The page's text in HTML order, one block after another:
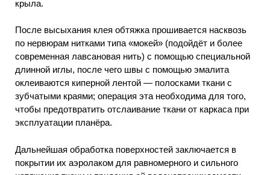
крыла.
После высыхания клея обтяжка прошивается насквозь
по нервюрам нитками типа «мокей» (подойдёт и более
современная лавсановая нить) с помощью специальной
длинной иглы, после чего швы с помощью эмалита
оклеиваются киперной лентой — полосками ткани с
зубчатыми краями; операция эта необходима для того,
чтобы предотвратить отслаивание ткани от каркаса при
эксплуатации планёра.
Дальнейшая обработка поверхностей заключается в
покрытии их аэролаком для равномерного и сильного